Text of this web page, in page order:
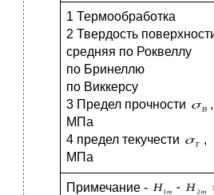
1 Термообработка
2 Твердость
средняя по Роквеллу
по Бринеллю
по Виккерсу
3 Предел прочности
,
МПа
4 предел текучести
,
МПа
Примечание -